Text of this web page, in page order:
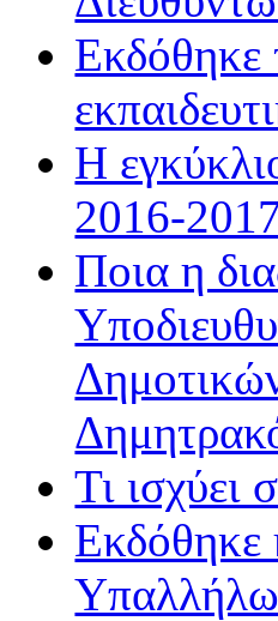
Εκδόθηκε
Η
2016-
Ποια η
Τι ισχύει
Εκδόθηκε